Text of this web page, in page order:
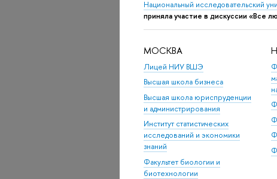
Национальный исследовательский
приняла участие в дискуссии «Все
МОСКВА
Лицей НИУ ВШЭ
Высшая школа бизнеса
Высшая школа юриспруденции
и администрирования
Институт статистических
исследований и экономики
знаний
Факультет биологии и
биотехнологии